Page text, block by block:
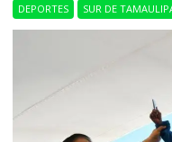
DEPORTES SUR DE